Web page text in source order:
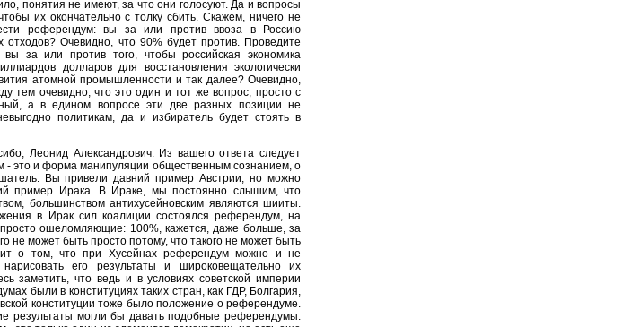
понятия не имеют, за что они голосуют. Да и вопросы
их окончательно с толку сбить. Скажем, ничего не
референдум: вы за или против ввоза в Россию
отходов? Очевидно, что 90% будет против. Проведите
за или против того, чтобы российская экономика
долларов для восстановления экологически
атомной промышленности и так далее? Очевидно,
тем очевидно, что это один и тот же вопрос, просто с
а в едином вопросе эти две разных позиции не
политикам, да и избиратель будет стоять в
Леонид Александрович. Из вашего ответа следует
- это и форма манипуляции общественным сознанием, о
Вы привели давний пример Австрии, но можно
пример Ирака. В Ираке, мы постоянно слышим, что
большинством антихусейновским являются шииты.
в Ирак сил коалиции состоялся референдум, на
ошеломляющие: 100%, кажется, даже больше, за
не может быть просто потому, что такого не может быть
о том, что при Хусейнах референдум можно и не
его результаты и широковещательно их
заметить, что ведь и в условиях советской империи
были в конституциях таких стран, как ГДР, Болгария,
конституции тоже было положение о референдуме.
результаты могли бы давать подобные референдумы.